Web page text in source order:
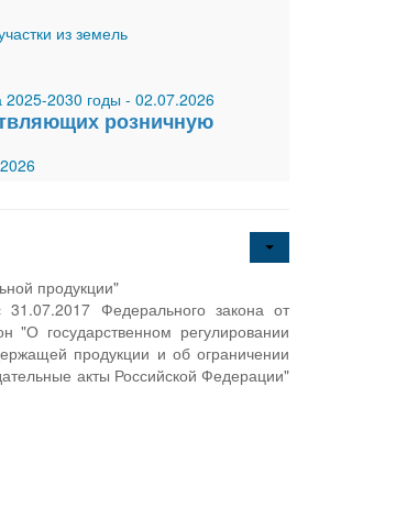
из земель
2025-2030 годы - 02.07.2026
розничную
продукции"
Федерального закона от
государственном регулировании
продукции и об ограничении
акты Российской Федерации"